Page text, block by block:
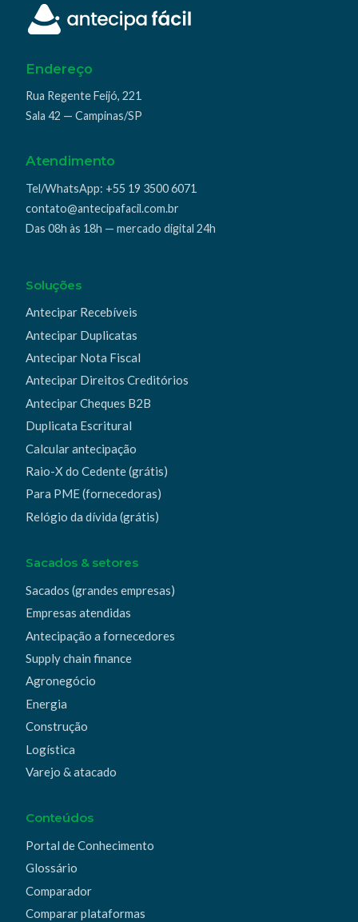
Endereço
Rua Regente Feijó, 221
Sala 42 — Campinas/SP
Atendimento
Tel/WhatsApp: +55 19 3500 6071
contato@antecipafacil.com.br
Das 08h às 18h — mercado digital 24h
Soluções
Antecipar Recebíveis
Antecipar Duplicatas
Antecipar Nota Fiscal
Antecipar Direitos Creditórios
Antecipar Cheques B2B
Duplicata Escritural
Calcular antecipação
Raio-X do Cedente (grátis)
Para PME (fornecedoras)
Relógio da dívida (grátis)
Sacados & setores
Sacados (grandes empresas)
Empresas atendidas
Antecipação a fornecedores
Supply chain finance
Agronegócio
Energia
Construção
Logística
Varejo & atacado
Conteúdos
Portal de Conhecimento
Glossário
Comparador
Comparar plataformas